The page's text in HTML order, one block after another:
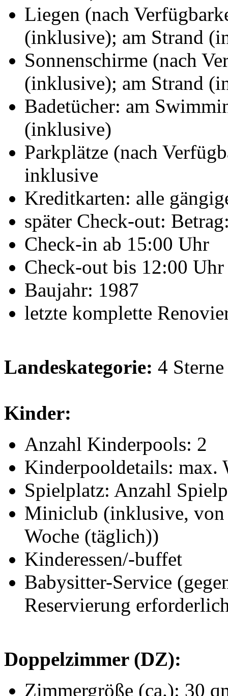
Liegen (nach
(inklusive); am Strand
Sonnenschirme (nach
(inklusive); am Strand
Badetücher: am
(inklusive)
Parkplätze (nach
inklusive
Kreditkarten: alle
später Check-out:
Check-in ab 15:00 Uhr
Check-out bis 12:00 Uhr
Baujahr: 1987
letzte komplette
Landeskategorie: 4 Sterne
Kinder:
Anzahl Kinderpools: 2
Kinderpooldetails: max.
Spielplatz: Anzahl
Miniclub (inklusive, von
Woche (täglich))
Kinderessen/-buffet
Babysitter-Service
Reservierung
Doppelzimmer (DZ):
Zimmergröße (ca.): 30